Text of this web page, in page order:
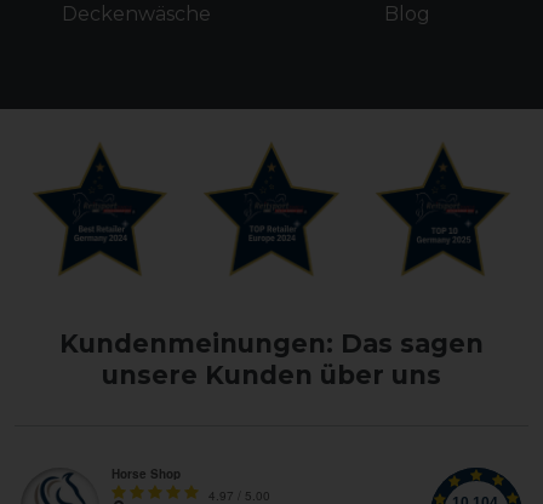
Deckenwäsche Blog
Kundenmeinungen: Das sagen
unsere Kunden über uns